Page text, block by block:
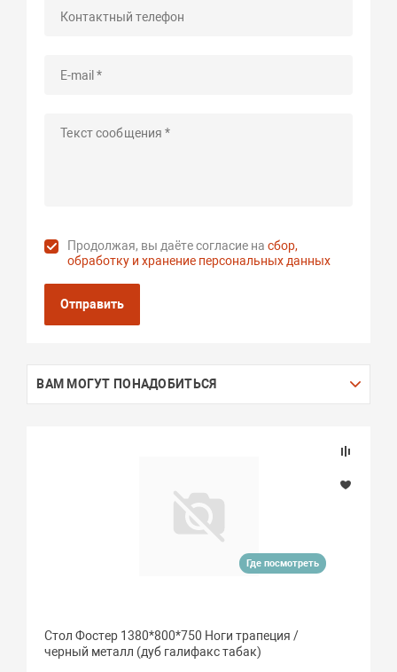
Продолжая, вы даёте согласие насбор,
обработку и хранение персональных данных
Отправить
ВАМ МОГУТ ПОНАДОБИТЬСЯ
Где посмотреть
Стол Фостер 1380*800*750 Ноги трапеция /
черный металл (дуб галифакс табак)